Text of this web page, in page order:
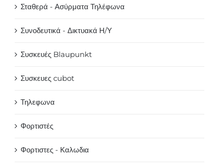
Σταθερά - Ασύρματα Τηλέφωνα
Συνοδευτικά - Δικτυακά Η/Υ
Συσκευές Blaupunkt
Συσκευες cubot
Τηλεφωνα
Φορτιστές
Φορτιστες - Καλωδια